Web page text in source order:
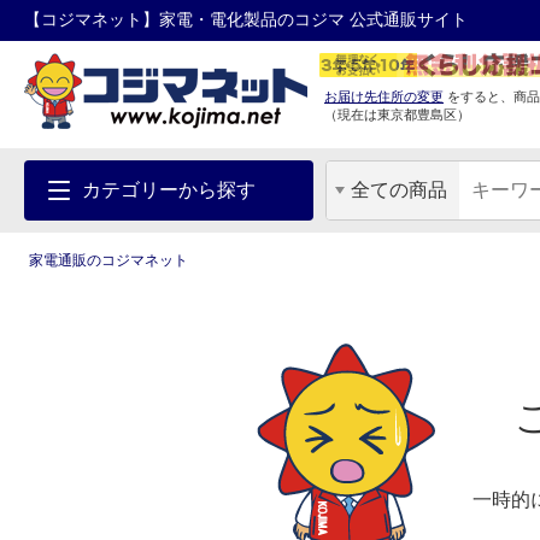
【コジマネット】家電・電化製品のコジマ 公式通販サイト
お届け先住所の変更 をすると、商
（現在は東京都豊島区）
カテゴリーから探す 全ての商品
家電通販のコジマネット
一時的